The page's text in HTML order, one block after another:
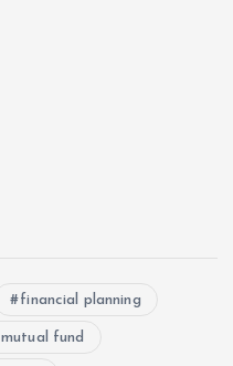
financial planning
mutual fund